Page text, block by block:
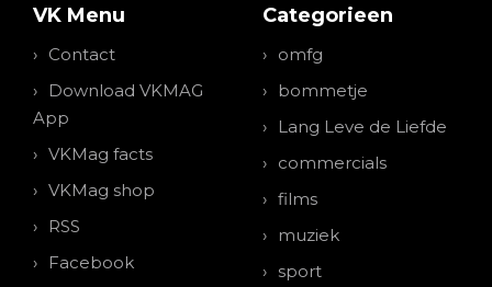
VK Menu
Contact
Download VKMAG
App
VKMag facts
VKMag shop
RSS
Facebook
Categorieen
omfg
bommetje
Lang Leve de Liefde
commercials
films
muziek
sport